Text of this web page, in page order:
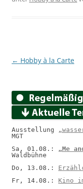
Beitragsnavigation
← Hobby à la Carte
Ausstellung
MGT
Sa, 01.08.: „Me
Waldbühne
Do, 13.08.:
Fr, 14.08.: Kino